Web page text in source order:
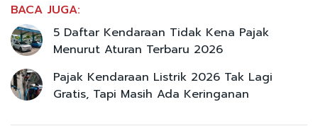
BACA JUGA:
5 Daftar Kendaraan Tidak Kena Pajak
Menurut Aturan Terbaru 2026
Pajak Kendaraan Listrik 2026 Tak Lagi
Gratis, Tapi Masih Ada Keringanan